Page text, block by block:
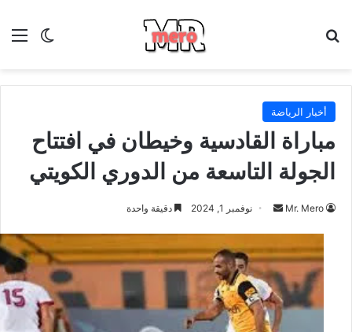
الوضع
أخبار الرياضة
مباراة القادسية وخيطان في افتتاح
الجولة التاسعة من الدوري الكويتي
Mr. Mero
أرسل
إلكترونيا
نوفمبر 1, 2024 دقيقة واحدة